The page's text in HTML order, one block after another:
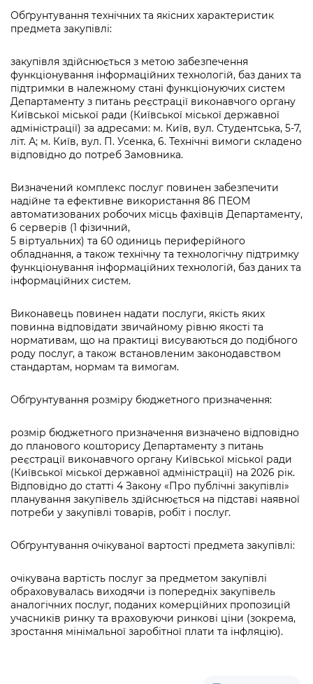
Kyiv International Relations
Річні звіти
Гендерна політика
Безбар'єрність
Київська міська військова адміністрація
Портал Захисників та Захисниць
Портал послуг
Міський застосунок Київ Цифровий
Важливе під час воєнного стану
Уряд» – місцевий рівень»
Про відкриті дані
Публічні дашборди
Обґрунтування технічних та якісних характеристик
предмета закупівлі:
закупівля здійснюється з метою забезпечення
функціонування інформаційних технологій, баз даних та
підтримки в належному стані функціонуючих систем
Департаменту з питань реєстрації виконавчого органу
Київської міської ради (Київської міської державної
адміністрації) за адресами: м. Київ, вул. Студентська, 5-7,
літ. А; м. Київ, вул. П. Усенка, 6. Технічні вимоги складено
відповідно до потреб Замовника.
Визначений комплекс послуг повинен забезпечити
надійне та ефективне використання 86 ПЕОМ
автоматизованих робочих місць фахівців Департаменту,
6 серверів (1 фізичний,
5 віртуальних) та 60 одиниць периферійного
обладнання, а також технічну та технологічну підтримку
функціонування інформаційних технологій, баз даних та
інформаційних систем.
Виконавець повинен надати послуги, якість яких
повинна відповідати звичайному рівню якості та
нормативам, що на практиці висуваються до подібного
роду послуг, а також встановленим законодавством
стандартам, нормам та вимогам.
Обґрунтування розміру бюджетного призначення:
розмір бюджетного призначення визначено відповідно
до планового кошторису Департаменту з питань
реєстрації виконавчого органу Київської міської ради
(Київської міської державної адміністрації) на 2026 рік.
Відповідно до статті 4 Закону «Про публічні закупівлі»
планування закупівель здійснюється на підставі наявної
потреби у закупівлі товарів, робіт і послуг.
Обґрунтування очікуваної вартості предмета закупівлі:
очікувана вартість послуг за предметом закупівлі
обраховувалась виходячи із попередніх закупівель
аналогічних послуг, поданих комерційних пропозицій
учасників ринку та враховуючи ринкові ціни (зокрема,
зростання мінімальної заробітної плати та інфляцію).